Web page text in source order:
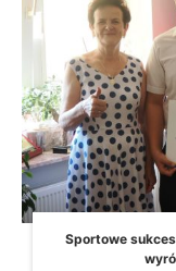
Sportowe